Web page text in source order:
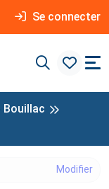
Se connecter
Bouillac